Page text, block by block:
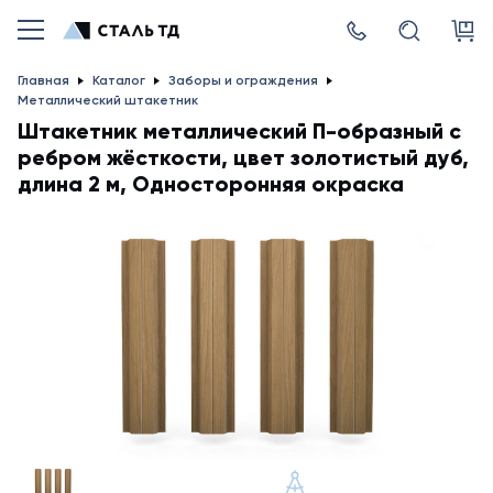
Главная Каталог
Заборы и ограждения
Металлический штакетник
Штакетник металлический П-образный с
ребром жёсткости, цвет золотистый дуб,
длина 2 м, Односторонняя окраска